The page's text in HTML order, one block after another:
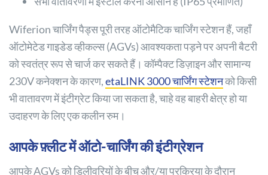
Wiferion चार्जिंग पैड्स पूरी तरह ऑटोमैटिक चार्जिंग स्टेशन हैं, जहाँ
ऑटोमेटेड गाइडेड व्हीकल्स (AGVs) आवश्यकता पड़ने पर अपनी बैटरी
को स्वतंत्र रूप से चार्ज कर सकते हैं। कॉम्पैक्ट डिज़ाइन और सामान्य
230V कनेक्शन के कारण,etaLINK 3000 चार्जिंग स्टेशनको किसी
भी वातावरण में इंटीग्रेट किया जा सकता है, चाहे वह बाहरी क्षेत्र हो या
उदाहरण के लिए एक कलीन रुम।
आपके फ़्लीट में ऑटो-चार्जिंग की इंटीग्रेशन
आपके AGVs को डिलीवरियों के बीच और/या प्रक्रिया के दौरान